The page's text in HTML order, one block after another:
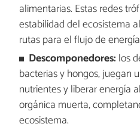
alimentarias. Estas redes
estabilidad del ecosistema
rutas para el flujo de
Descomponedores: los
bacterias y hongos, juegan
nutrientes y liberar energía
orgánica muerta,
ecosistema.